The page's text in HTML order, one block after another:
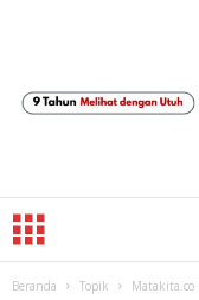
Beranda Topik Matakita.co